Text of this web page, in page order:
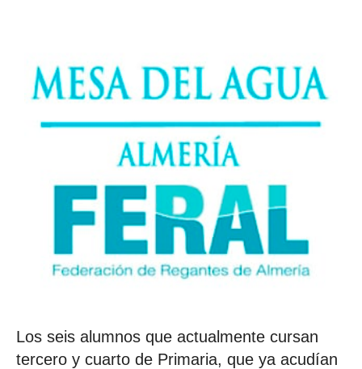
Los seis alumnos que actualmente cursan
tercero y cuarto de Primaria, que ya acudían